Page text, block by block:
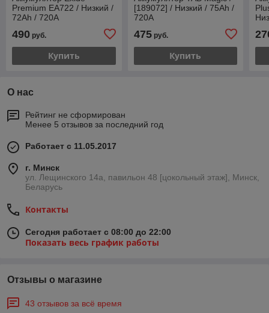
Premium EA722 / Низкий /
72Ah / 720А
490 руб.
Купить
[189072] / Низкий / 75Ah /
720А
475руб.
Купить
О нас
Рейтинг не сформирован
Менее 5 отзывов за последний год
Работает с 11.05.2017
г. Минск
ул. Лещинского 14а, павильон 48 [цокольный этаж], Минск,
Беларусь
Контакты
Сегодня работает с 08:00 до 22:00
Показать весь график работы
Отзывы о магазине
43 отзывов за всё время